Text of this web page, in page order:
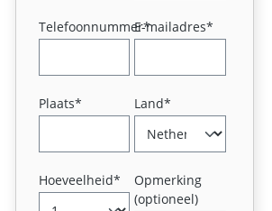
Telefoonnummer*E-mailadres*
Plaats* Land*
Hoeveelheid*
Opmerking
(optioneel)